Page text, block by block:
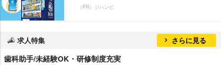
（PR）ジハンピ
求人特集 さらに見る
歯科助手/未経験OK・研修制度充実